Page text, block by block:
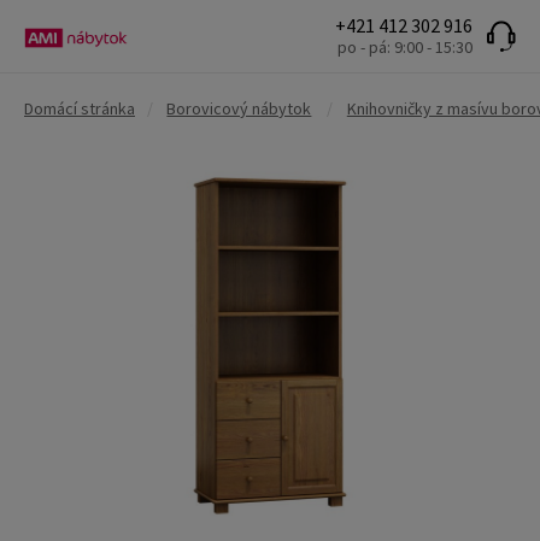
+421 412 302 916
po - pá: 9:00 - 15:30
Domácí stránka Borovicový nábytok Knihovničky z masívu